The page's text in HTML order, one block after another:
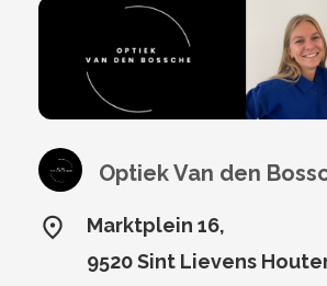
Optiek Van den
Marktplein 16,
9520 Sint Lievens